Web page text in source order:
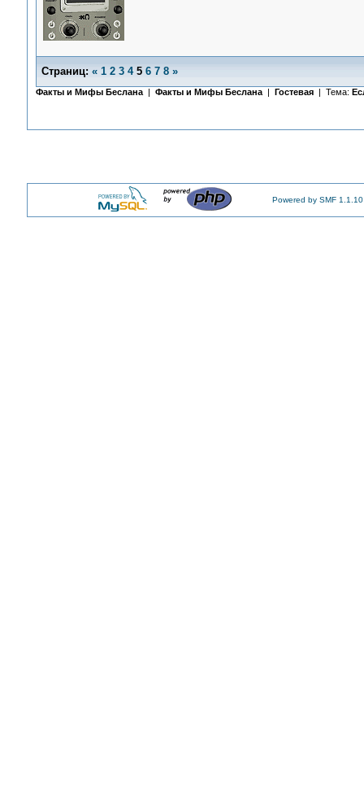
Страниц: « 1 2 3 4 5 6 7 8 »
Факты и Мифы Беслана| Факты и Мифы Беслана| Гостевая | Тема:
Powered by SMF 1.1.10